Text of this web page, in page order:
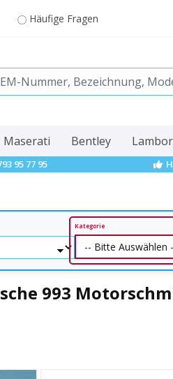
Häufige Fragen
Maserati Bentley
95 77 95
Kategorie
993